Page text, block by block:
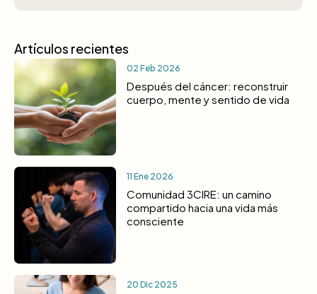
Artículos recientes
02 Feb 2026
Después del cáncer: reconstruir
cuerpo, mente y sentido de vida
11 Ene 2026
Comunidad 3CIRE: un camino
compartido hacia una vida más
consciente
20 Dic 2025